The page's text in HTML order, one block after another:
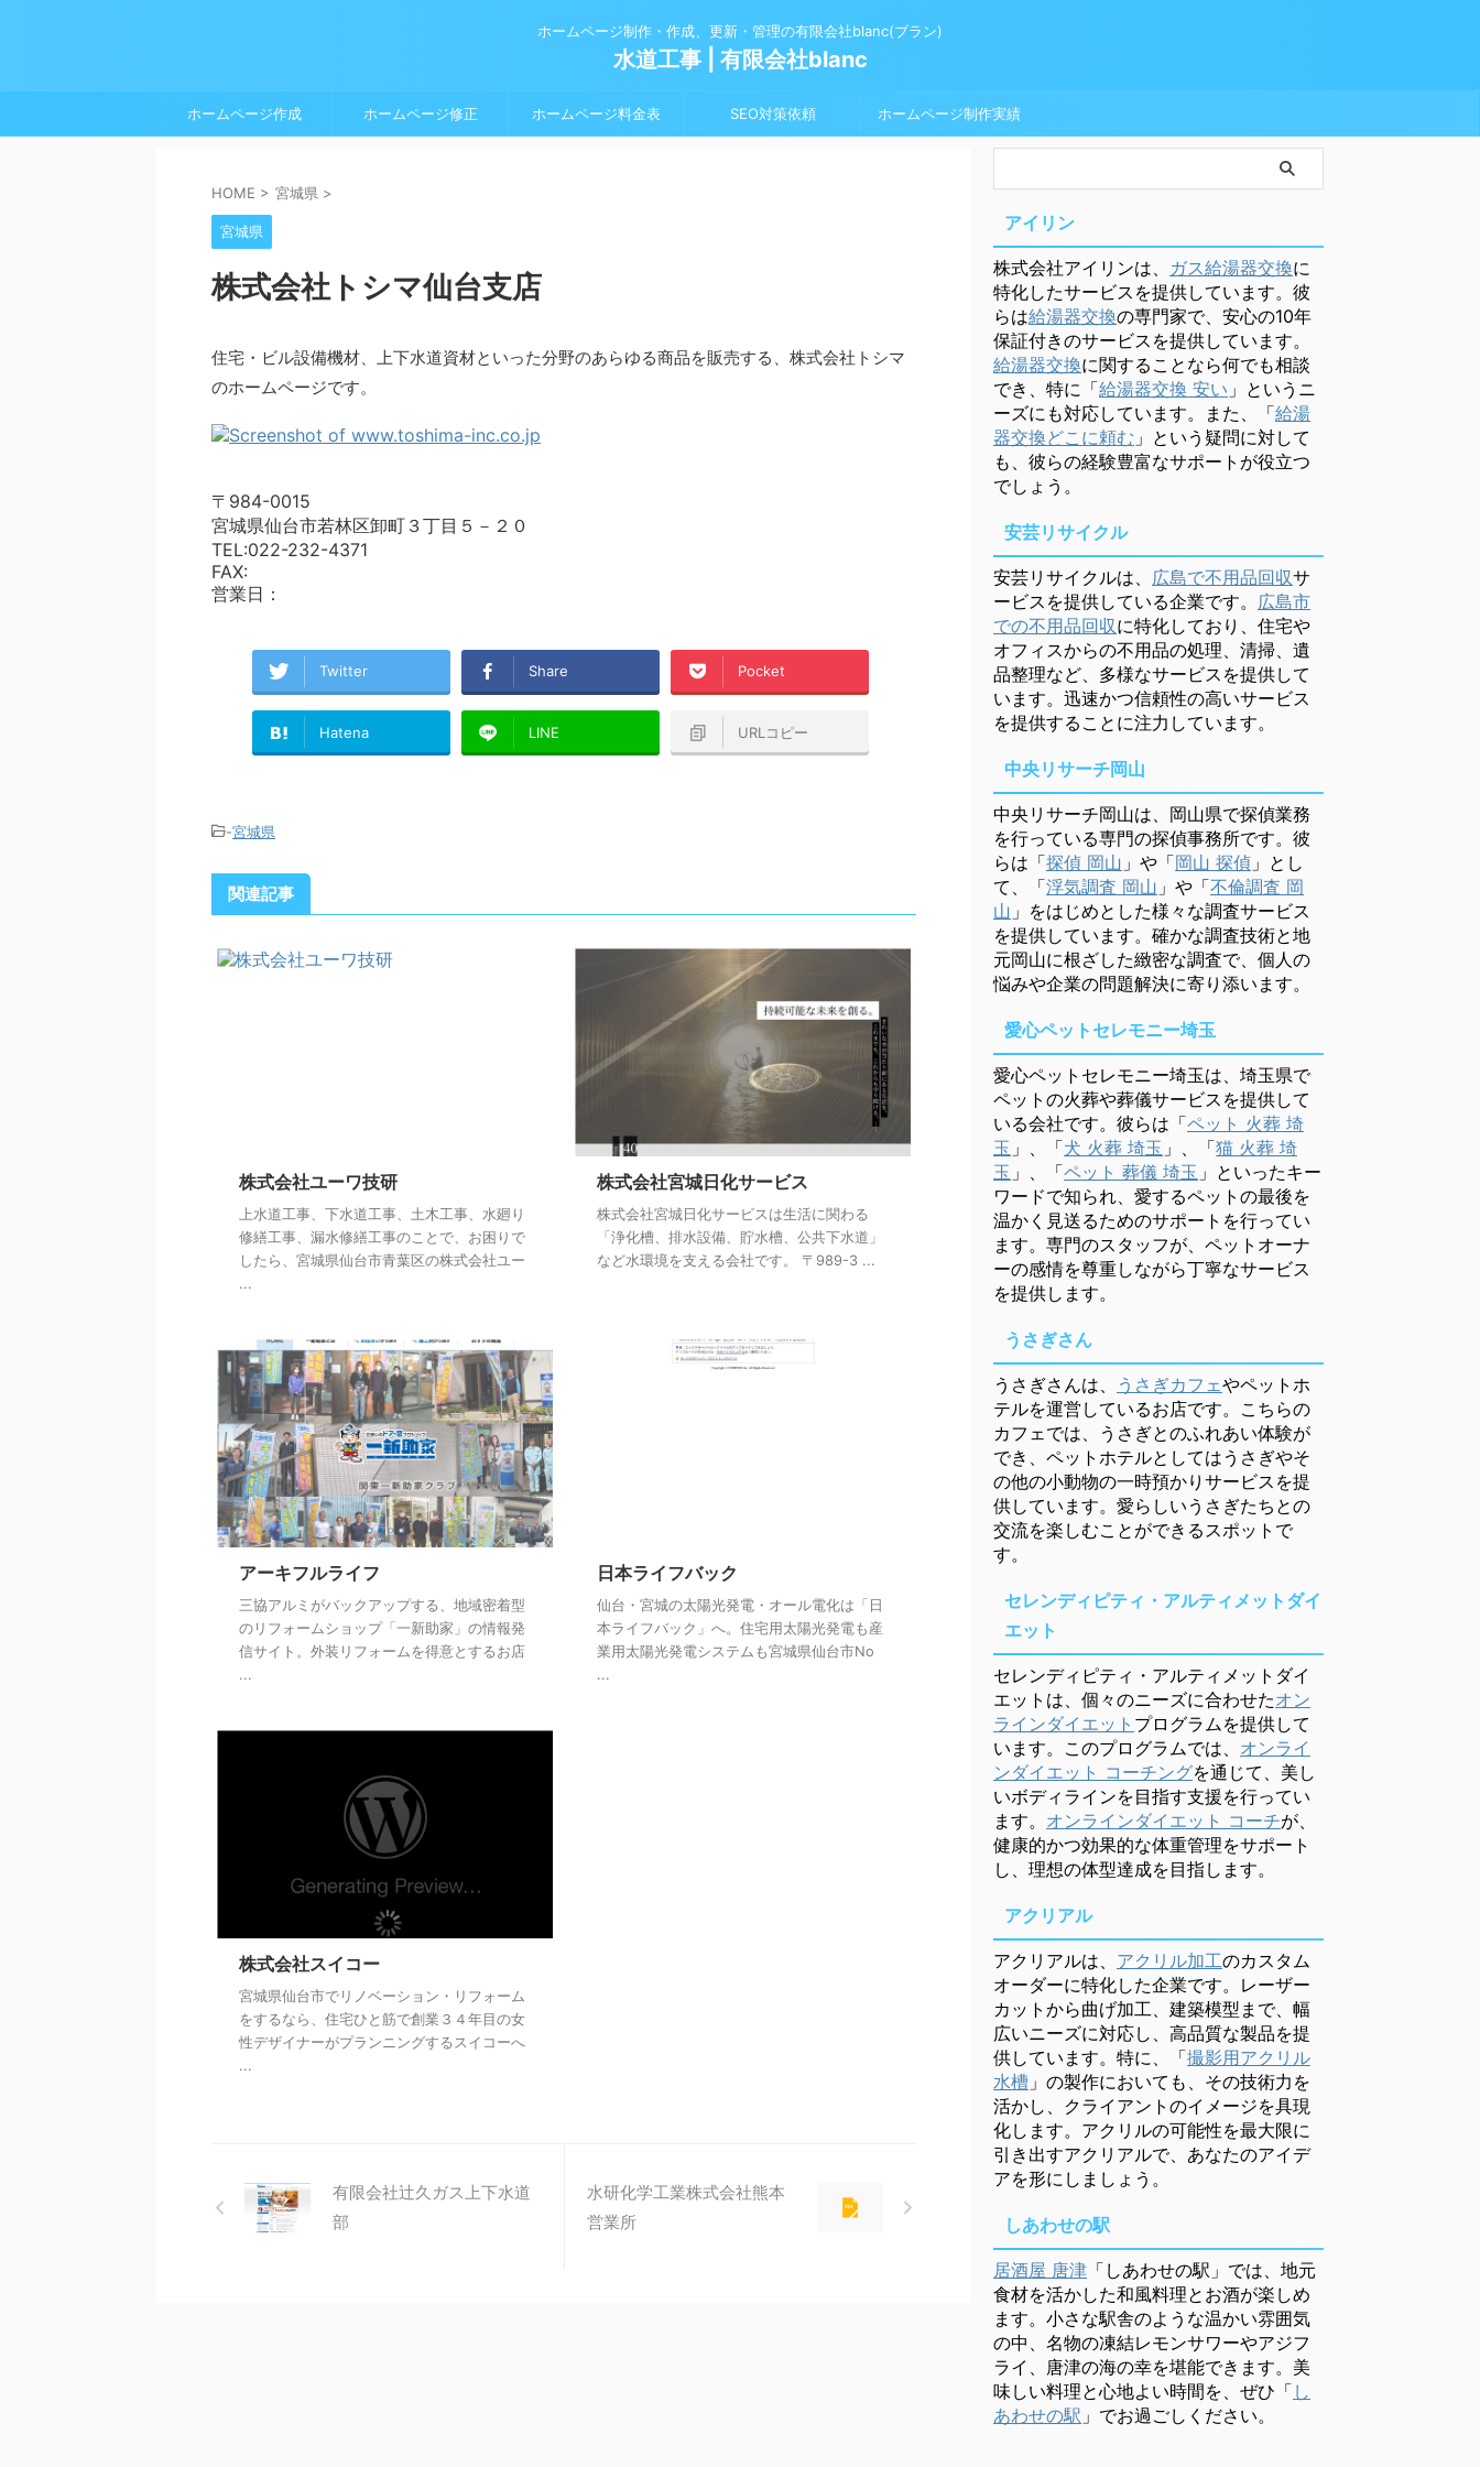
ホームページ制作・作成、更新・管理の有限会社blanc(ブラン)
水道工事 | 有限会社blanc
ホームページ作成 ホームページ修正 ホームページ料金表 SEO対策依頼 ホームページ制作実績
HOME > 宮城県 >
宮城県
株式会社トシマ仙台支店
住宅・ビル設備機材、上下水道資材といった分野のあらゆる商品を販売する、株式会社トシマ
のホームページです。
〒984-0015
宮城県仙台市若林区卸町３丁目５－２０
TEL:022-232-4371
FAX:
営業日：
Twitter Share Pocket
Hatena LINE URLコピー
-宮城県
関連記事
株式会社ユーワ技研
上水道工事、下水道工事、土木工事、水廻り
修繕工事、漏水修繕工事のことで、お困りで
したら、宮城県仙台市青葉区の株式会社ユー
...
株式会社宮城日化サービス
株式会社宮城日化サービスは生活に関わる
「浄化槽、排水設備、貯水槽、公共下水道」
など水環境を支える会社です。 〒989-3 ...
アーキフルライフ
三協アルミがバックアップする、地域密着型
のリフォームショップ「一新助家」の情報発
信サイト。外装リフォームを得意とするお店
...
日本ライフバック
仙台・宮城の太陽光発電・オール電化は「日
本ライフバック」へ。住宅用太陽光発電も産
業用太陽光発電システムも宮城県仙台市No
...
株式会社スイコー
宮城県仙台市でリノベーション・リフォーム
をするなら、住宅ひと筋で創業３４年目の女
性デザイナーがプランニングするスイコーへ
...
有限会社辻久ガス上下水道
部
水研化学工業株式会社熊本
営業所
アイリン
株式会社アイリンは、 ガス給湯器交換に
特化したサービスを提供しています。彼
らは給湯器交換の専門家で、安心の10年
保証付きのサービスを提供しています。
給湯器交換に関することなら何でも相談
でき、特に「給湯器交換 安い 」というニ
ーズにも対応しています。また、「給湯
器交換どこに頼む 」という疑問に対して
も、彼らの経験豊富なサポートが役立つ
でしょう。
安芸リサイクル
安芸リサイクルは、 広島で不用品回収サ
ービスを提供している企業です。 広島市
での不用品回収に特化しており、住宅や
オフィスからの不用品の処理、清掃、遺
品整理など、多様なサービスを提供して
います。迅速かつ信頼性の高いサービス
を提供することに注力しています。
中央リサーチ岡山
中央リサーチ岡山は、岡山県で探偵業務
を行っている専門の探偵事務所です。彼
らは「探偵 岡山 」や「岡山 探偵 」とし
て、「浮気調査 岡山 」や「不倫調査 岡
山 」をはじめとした様々な調査サービス
を提供しています。確かな調査技術と地
元岡山に根ざした緻密な調査で、個人の
悩みや企業の問題解決に寄り添います。
愛心ペットセレモニー埼玉
愛心ペットセレモニー埼玉は、埼玉県で
ペットの火葬や葬儀サービスを提供して
いる会社です。彼らは「ペット 火葬 埼
玉 」、「犬 火葬 埼玉 」、「猫 火葬 埼
玉 」、「ペット 葬儀 埼玉 」といったキー
ワードで知られ、愛するペットの最後を
温かく見送るためのサポートを行ってい
ます。専門のスタッフが、ペットオーナ
ーの感情を尊重しながら丁寧なサービス
を提供します。
うさぎさん
うさぎさんは、 うさぎカフェやペットホ
テルを運営しているお店です。こちらの
カフェでは、うさぎとのふれあい体験が
でき、ペットホテルとしてはうさぎやそ
の他の小動物の一時預かりサービスを提
供しています。愛らしいうさぎたちとの
交流を楽しむことができるスポットで
す。
セレンディピティ・アルティメットダイ
エット
セレンディピティ・アルティメットダイ
エットは、個々のニーズに合わせたオン
ラインダイエット プログラムを提供して
います。このプログラムでは、 オンライ
ンダイエット コーチングを通じて、美し
いボディラインを目指す支援を行ってい
ます。 オンラインダイエット コーチが、
健康的かつ効果的な体重管理をサポート
し、理想の体型達成を目指します。
アクリアル
アクリアルは、 アクリル加工のカスタム
オーダーに特化した企業です。レーザー
カットから曲げ加工、建築模型まで、幅
広いニーズに対応し、高品質な製品を提
供しています。特に、「撮影用アクリル
水槽 」の製作においても、その技術力を
活かし、クライアントのイメージを具現
化します。アクリルの可能性を最大限に
引き出すアクリアルで、あなたのアイデ
アを形にしましょう。
しあわせの駅
居酒屋 唐津 「しあわせの駅」では、地元
食材を活かした和風料理とお酒が楽しめ
ます。小さな駅舎のような温かい雰囲気
の中、名物の凍結レモンサワーやアジフ
ライ、唐津の海の幸を堪能できます。美
味しい料理と心地よい時間を、ぜひ「 し
あわせの駅 」でお過ごしください。